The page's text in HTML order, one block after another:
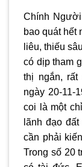
Chính
bao quát hết
liêu, thiếu
có dịp tham
thị ngắn,
ngày 20-11-
coi là một
lãnh đạo
cần phải
Trong số 20